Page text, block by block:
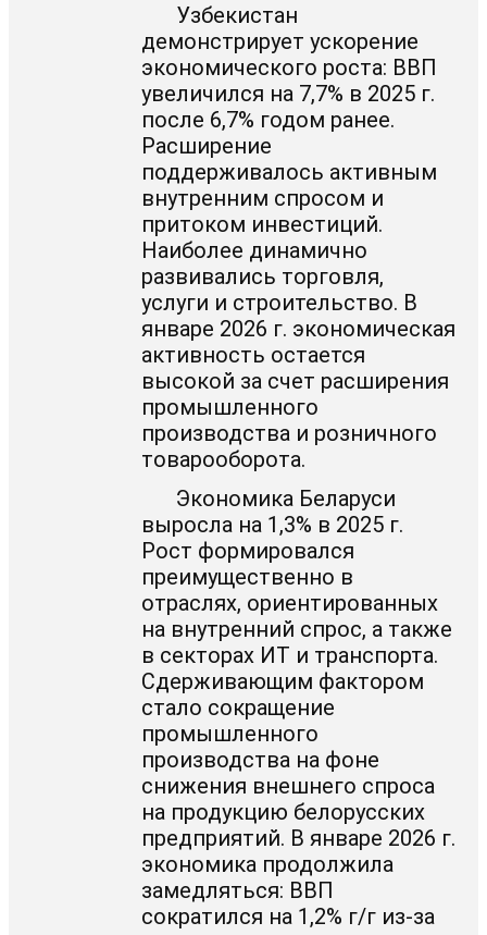
Узбекистан
демонстрирует ускорение
экономического роста: ВВП
увеличился на 7,7% в 2025 г.
после 6,7% годом ранее.
Расширение
поддерживалось активным
внутренним спросом и
притоком инвестиций.
Наиболее динамично
развивались торговля,
услуги и строительство. В
январе 2026 г. экономическая
активность остается
высокой за счет расширения
промышленного
производства и розничного
товарооборота.
Экономика Беларуси
выросла на 1,3% в 2025 г.
Рост формировался
преимущественно в
отраслях, ориентированных
на внутренний спрос, а также
в секторах ИТ и транспорта.
Сдерживающим фактором
стало сокращение
промышленного
производства на фоне
снижения внешнего спроса
на продукцию белорусских
предприятий. В январе 2026 г.
экономика продолжила
замедляться: ВВП
сократился на 1,2% г/г из-за